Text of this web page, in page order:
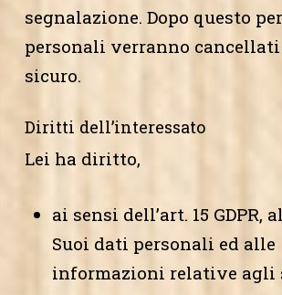
segnalazione. Dopo questo
personali verranno
sicuro.
Diritti dell’interessato
Lei ha diritto,
ai sensi dell’art. 15 GDPR,
Suoi dati personali ed alle
informazioni relative agli